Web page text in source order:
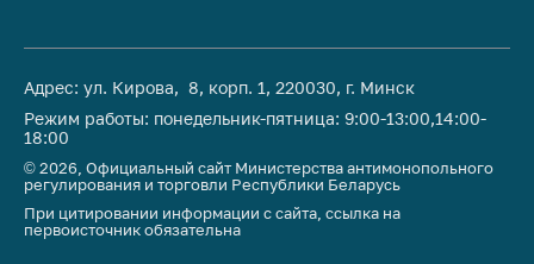
Адрес: ул. Кирова, 8, корп. 1, 220030, г. Минск
Режим работы: понедельник-пятница: 9:00-13:00,14:00-
18:00
© 2026, Официальный сайт Министерства антимонопольного
регулирования и торговли Республики Беларусь
При цитировании информации с сайта, ссылка на
первоисточник обязательна